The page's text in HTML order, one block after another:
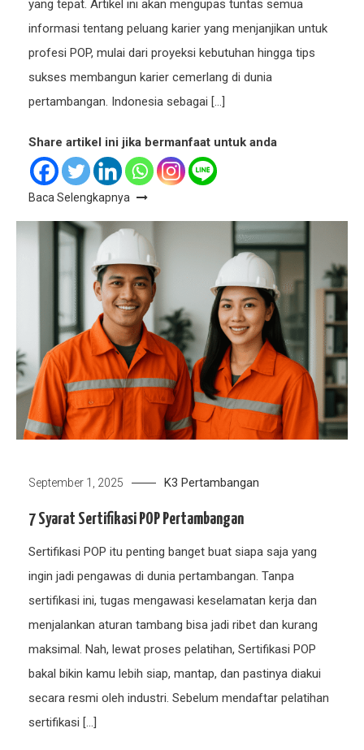
yang tepat. Artikel ini akan mengupas tuntas semua
informasi tentang peluang karier yang menjanjikan untuk
profesi POP, mulai dari proyeksi kebutuhan hingga tips
sukses membangun karier cemerlang di dunia
pertambangan. Indonesia sebagai […]
Share artikel ini jika bermanfaat untuk anda
Baca Selengkapnya
September 1, 2025 K3 Pertambangan
7 Syarat Sertifikasi POP Pertambangan
Sertifikasi POP itu penting banget buat siapa saja yang
ingin jadi pengawas di dunia pertambangan. Tanpa
sertifikasi ini, tugas mengawasi keselamatan kerja dan
menjalankan aturan tambang bisa jadi ribet dan kurang
maksimal. Nah, lewat proses pelatihan, Sertifikasi POP
bakal bikin kamu lebih siap, mantap, dan pastinya diakui
secara resmi oleh industri. Sebelum mendaftar pelatihan
sertifikasi […]